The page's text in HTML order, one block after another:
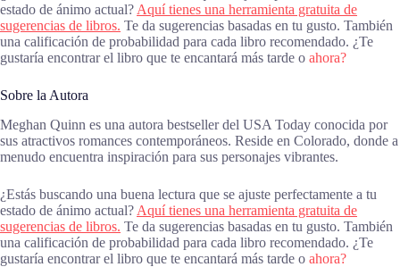
estado de ánimo actual? Aquí tienes una herramienta gratuita de
sugerencias de libros. Te da sugerencias basadas en tu gusto. También
una calificación de probabilidad para cada libro recomendado. ¿Te
gustaría encontrar el libro que te encantará más tarde o ahora?
Sobre la Autora
Meghan Quinn es una autora bestseller del USA Today conocida por
sus atractivos romances contemporáneos. Reside en Colorado, donde a
menudo encuentra inspiración para sus personajes vibrantes.
¿Estás buscando una buena lectura que se ajuste perfectamente a tu
estado de ánimo actual? Aquí tienes una herramienta gratuita de
sugerencias de libros. Te da sugerencias basadas en tu gusto. También
una calificación de probabilidad para cada libro recomendado. ¿Te
gustaría encontrar el libro que te encantará más tarde o ahora?